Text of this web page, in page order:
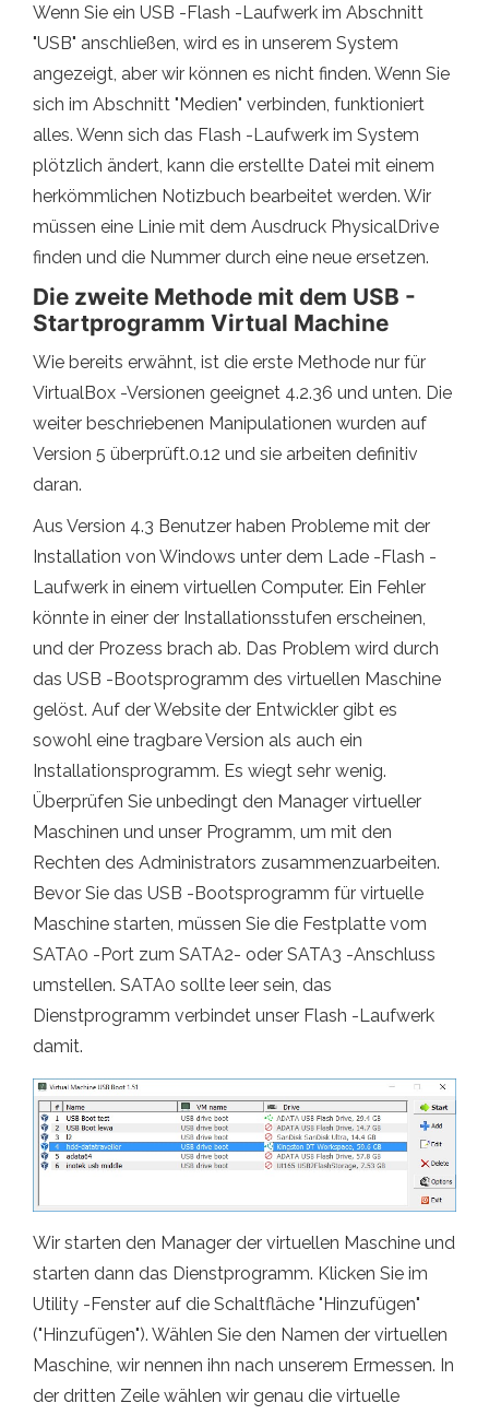
Wenn Sie ein USB -Flash -Laufwerk im Abschnitt
"USB" anschließen, wird es in unserem System
angezeigt, aber wir können es nicht finden. Wenn Sie
sich im Abschnitt "Medien" verbinden, funktioniert
alles. Wenn sich das Flash -Laufwerk im System
plötzlich ändert, kann die erstellte Datei mit einem
herkömmlichen Notizbuch bearbeitet werden. Wir
müssen eine Linie mit dem Ausdruck PhysicalDrive
finden und die Nummer durch eine neue ersetzen.
Die zweite Methode mit dem USB -
Startprogramm Virtual Machine
Wie bereits erwähnt, ist die erste Methode nur für
VirtualBox -Versionen geeignet 4.2.36 und unten. Die
weiter beschriebenen Manipulationen wurden auf
Version 5 überprüft.0.12 und sie arbeiten definitiv
daran.
Aus Version 4.3 Benutzer haben Probleme mit der
Installation von Windows unter dem Lade -Flash -
Laufwerk in einem virtuellen Computer. Ein Fehler
könnte in einer der Installationsstufen erscheinen,
und der Prozess brach ab. Das Problem wird durch
das USB -Bootsprogramm des virtuellen Maschine
gelöst. Auf der Website der Entwickler gibt es
sowohl eine tragbare Version als auch ein
Installationsprogramm. Es wiegt sehr wenig.
Überprüfen Sie unbedingt den Manager virtueller
Maschinen und unser Programm, um mit den
Rechten des Administrators zusammenzuarbeiten.
Bevor Sie das USB -Bootsprogramm für virtuelle
Maschine starten, müssen Sie die Festplatte vom
SATA0 -Port zum SATA2- oder SATA3 -Anschluss
umstellen. SATA0 sollte leer sein, das
Dienstprogramm verbindet unser Flash -Laufwerk
damit.
Wir starten den Manager der virtuellen Maschine und
starten dann das Dienstprogramm. Klicken Sie im
Utility -Fenster auf die Schaltfläche "Hinzufügen"
("Hinzufügen"). Wählen Sie den Namen der virtuellen
Maschine, wir nennen ihn nach unserem Ermessen. In
der dritten Zeile wählen wir genau die virtuelle